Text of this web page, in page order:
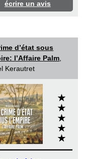
écrire un avis
d’état sous
l’Affaire Palm
Kerautret